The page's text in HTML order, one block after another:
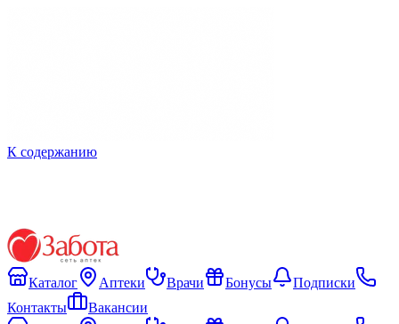
К содержанию
Каталог Аптеки Врачи Бонусы
Подписки
Контакты
Вакансии